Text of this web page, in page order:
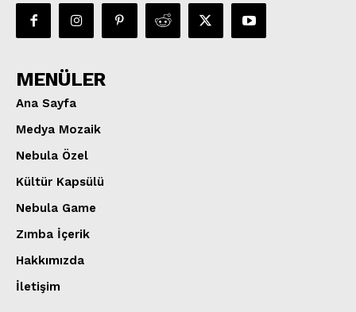
MENÜLER
Ana Sayfa
Medya Mozaik
Nebula Özel
Kültür Kapsülü
Nebula Game
Zımba İçerik
Hakkımızda
İletişim